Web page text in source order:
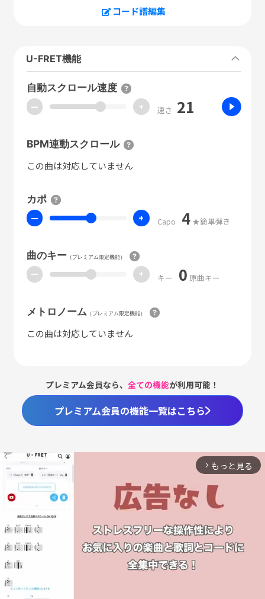
コード譜編集
U-FRET機能
自動スクロール速度
ー + 速さ 21
BPM連動スクロール
この曲は対応していません
カポ
ー + Capo 4 ★簡単弾き
曲のキー（プレミアム限定機能）
ー + キー 0 原曲キー
メトロノーム （プレミアム限定機能）
この曲は対応していません
プレミアム会員なら、全ての機能が利用可能！
プレミアム会員の機能一覧はこちら
arrow_forward_ios もっと見る